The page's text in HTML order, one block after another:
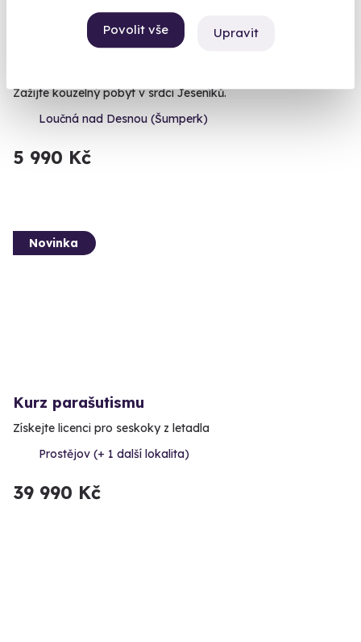
Povolit vše Upravit
Zažijte kouzelný pobyt v srdci Jeseníků.
Loučná nad Desnou (Šumperk)
5 990 Kč
Novinka
Kurz parašutismu
Získejte licenci pro seskoky z letadla
Prostějov (+ 1 další lokalita)
39 990 Kč